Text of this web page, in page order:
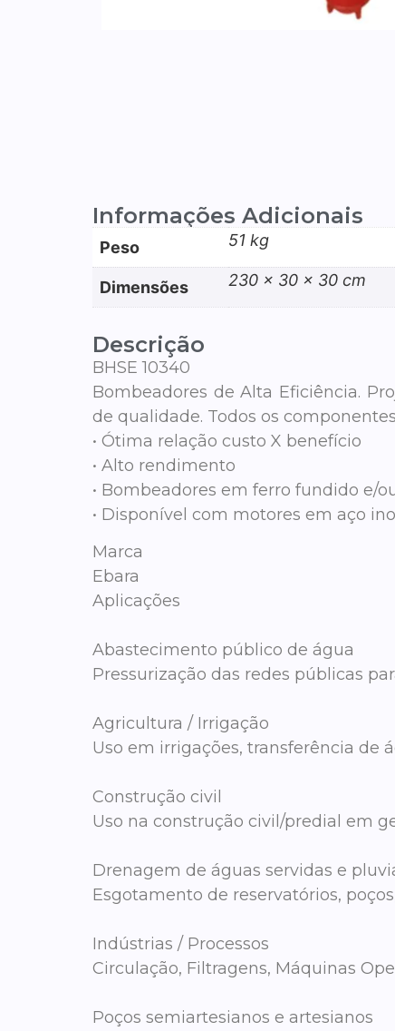
Informações Adicionais
Peso 51 kg
Dimensões 230 × 30 × 30 cm
Descrição
BHSE 10340
Bombeadores de Alta Eficiência.
de qualidade. Todos os
• Ótima relação custo X benefício
• Alto rendimento
• Bombeadores em ferro fundido e/
• Disponível com motores em aço
Marca
Ebara
Aplicações
Abastecimento público de água
Pressurização das redes públicas
Agricultura / Irrigação
Uso em irrigações, transferência de
Construção civil
Uso na construção civil/predial em
Drenagem de águas servidas e
Esgotamento de reservatórios,
Indústrias / Processos
Circulação, Filtragens, Máquinas
Poços semiartesianos e artesianos